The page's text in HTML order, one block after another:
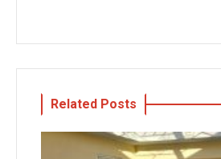
Related Posts